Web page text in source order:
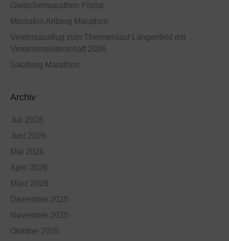
Gletschermarathon Pitztal
Montafon Arlberg Marathon
Vereinsausflug zum Thermenlauf Längenfeld mit
Vereinsmeisterschaft 2026
Salzburg Marathon
Archiv
Juli 2026
Juni 2026
Mai 2026
April 2026
März 2026
Dezember 2025
November 2025
Oktober 2025